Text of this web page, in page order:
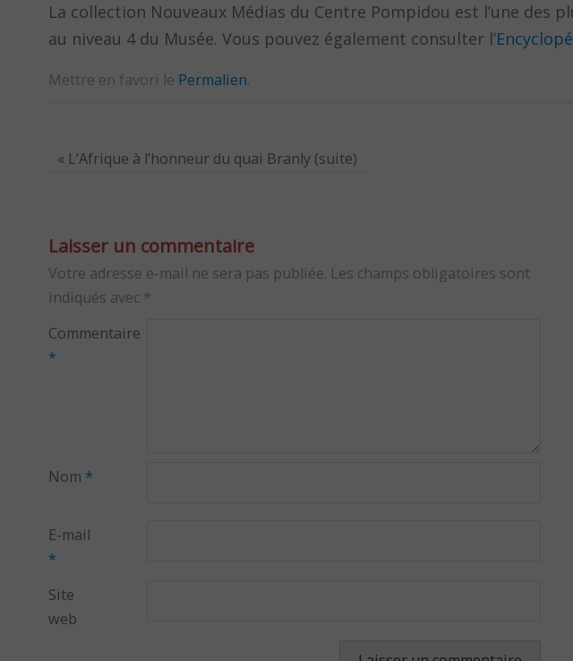
La collection Nouveaux Médias du Centre Pompidou est l’une des
au niveau 4 du Musée. Vous pouvez également consulter l’
Mettre en favori le Permalien.
« L’Afrique à l’honneur du quai Branly (suite)
Laisser un commentaire
Votre adresse e-mail ne sera pas publiée. Les champs obligatoires sont
indiqués avec *
Commentaire
*
Nom *
E-mail
*
Site
web